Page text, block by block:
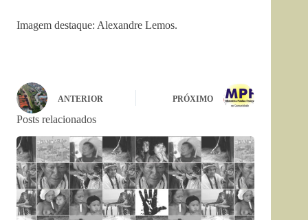
Imagem destaque: Alexandre Lemos.
ANTERIOR PRÓXIMO
Posts relacionados